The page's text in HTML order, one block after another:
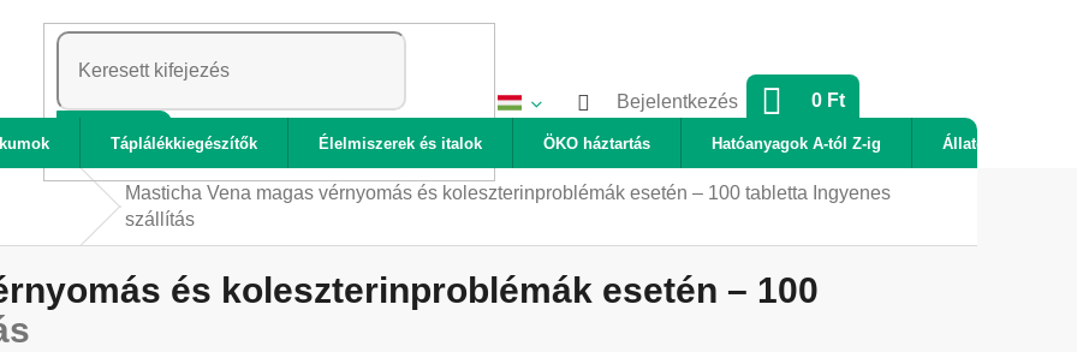
KERESÉS
Bejelentkezés KOSÁR
0 Ft
Táplálékkiegészítők Élelmiszerek és italok ÖKO háztartás Hatóanyagok A-tól Z-ig Állatok
Masticha Vena magas vérnyomás és koleszterinproblémák esetén – 100 tabletta Ingyenes
szállítás
és koleszterinproblémák esetén – 100